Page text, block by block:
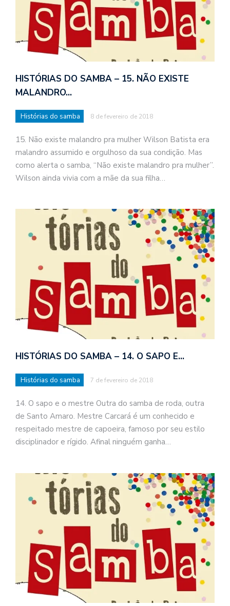
HISTÓRIAS DO SAMBA – 15. NÃO EXISTE
MALANDRO…
Histórias do samba 8 de fevereiro de 2018
15. Não existe malandro pra mulher Wilson Batista era
malandro assumido e orgulhoso da sua condição. Mas
como alerta o samba, “Não existe malandro pra mulher”.
Wilson ainda vivia com a mãe da sua filha…
HISTÓRIAS DO SAMBA – 14. O SAPO E…
Histórias do samba 7 de fevereiro de 2018
14. O sapo e o mestre Outra do samba de roda, outra
de Santo Amaro. Mestre Carcará é um conhecido e
respeitado mestre de capoeira, famoso por seu estilo
disciplinador e rígido. Afinal ninguém ganha…